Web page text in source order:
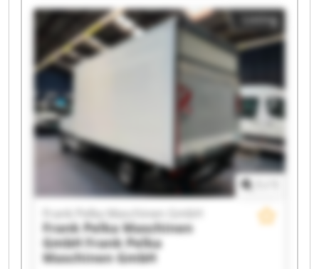
Frank Pelka Maschinen GmbH Frank Pelka
Maschinen GmbH Frank Pelka Maschinen GmbH
Frank Pelka Maschinen GmbH Frank Pelka
Maschinen GmbH Frank Pelka Maschinen GmbH
Frank Pelka Maschinen GmbH Frank Pelka
Maschinen GmbH Frank Pelka Maschinen GmbH
Frank Pelka Maschinen GmbH Frank Pelka
Maschinen GmbH Frank Pelka Maschinen GmbH
Frank Pelka Maschinen GmbH Frank Pelka
Maschinen GmbH
Listing
Frank Pelka Maschinen GmbH
Frank Pelka Maschinen
GmbHFrank Pelka
Maschinen GmbH